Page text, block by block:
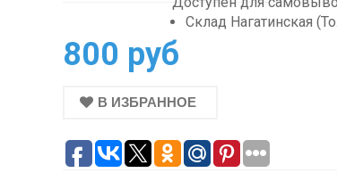
Склад Нагатинская
800 руб
В ИЗБРАННОЕ